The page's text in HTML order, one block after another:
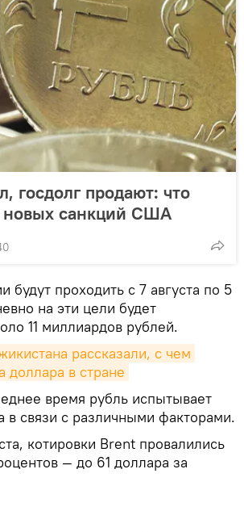
госдолг продают: что
новых санкций США
будут проходить с 7 августа по 5
на эти цели будет
11 миллиардов рублей.
рассказали, с чем
доллара в стране
время рубль испытывает
в связи с различными факторами.
котировки Brent провалились
— до 61 доллара за